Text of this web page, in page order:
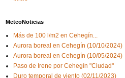
MeteoNoticias
Más de 100 l/m2 en Cehegín...
Aurora boreal en Cehegín (10/10/2024)
Aurora boreal en Cehegín (10/05/2024)
Paso de Irene por Cehegín "Ciudad"
Duro temporal de viento (02/11/2023)